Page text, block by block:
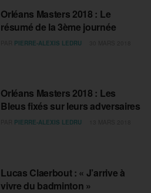
Orléans Masters 2018 : Le
résumé de la 3ème journée
PIERRE-ALEXIS LEDRU
Orléans Masters 2018 : Les
Bleus fixés sur leurs adversaires
PIERRE-ALEXIS LEDRU
Lucas Claerbout : « J’arrive à
vivre du badminton »